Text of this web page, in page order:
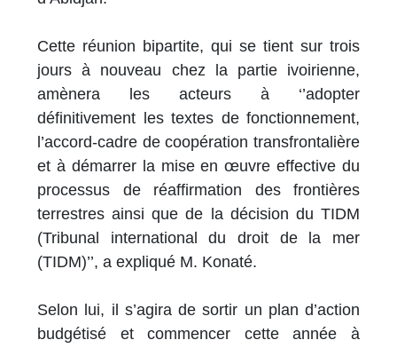
Cette réunion bipartite, qui se tient sur trois
jours à nouveau chez la partie ivoirienne,
amènera les acteurs à ‘’adopter
définitivement les textes de fonctionnement,
l’accord-cadre de coopération transfrontalière
et à démarrer la mise en œuvre effective du
processus de réaffirmation des frontières
terrestres ainsi que de la décision du TIDM
(Tribunal international du droit de la mer
(TIDM)’’, a expliqué M. Konaté.
Selon lui, il s’agira de sortir un plan d’action
budgétisé et commencer cette année à